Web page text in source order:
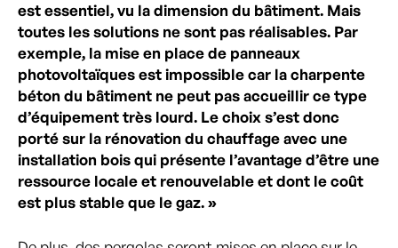
est essentiel, vu la dimension du bâtiment. Mais
toutes les solutions ne sont pas réalisables. Par
exemple, la mise en place de panneaux
photovoltaïques est impossible car la charpente
béton du bâtiment ne peut pas accueillir ce type
d’équipement très lourd. Le choix s’est donc
porté sur la rénovation du chauffage avec une
installation bois qui présente l’avantage d’être une
ressource locale et renouvelable et dont le coût
est plus stable que le gaz. »